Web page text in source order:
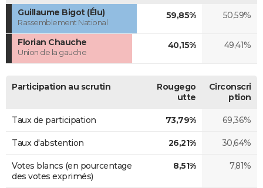
Guillaume Bigot (Élu)
Rassemblement National
59,85% 50,59%
Florian Chauche
Union de la gauche
40,15% 49,41%
Participation au scrutin
Rougego
utte
Circonscri
ption
Taux de participation 73,79% 69,36%
Taux d'abstention 26,21% 30,64%
Votes blancs (en pourcentage
des votes exprimés)
8,51% 7,81%